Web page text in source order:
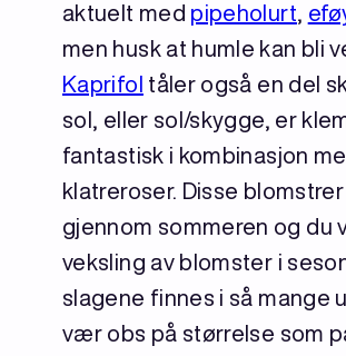
aktuelt med pipeholurt,
men husk at humle kan bli
Kaprifol tåler også en del
sol, eller sol/skygge, er
fantastisk i kombinasjon
klatreroser. Disse
gjennom sommeren og du
veksling av blomster i
slagene finnes i så mange
vær obs på størrelse som